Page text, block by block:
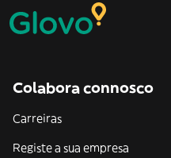
Colabora connosco
Carreiras
Registe a sua empresa